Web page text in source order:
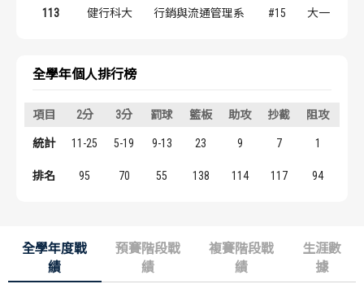
歷屆個人獎得主
歷屆個人獎得主
113 健行科大 行銷與流通管理系 #15 大一
全學年個人排行榜
項目 2分 3分 罰球 籃板 助攻 抄截 阻攻
統計 11-25 5-19 9-13 23 9 7 1
排名 95 70 55 138 114 117 94
全學年度戰
績
預賽階段戰
績
複賽階段戰
績
生涯數
據